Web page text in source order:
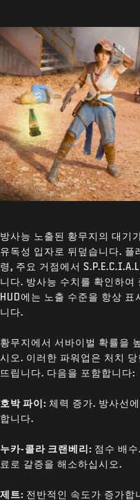
방사능 노출된 황무지의 대기
유독성 입자로 뒤덮습니다. 플
령, 주요 거점에서
니다. 방사능 수치를 확인하여
HUD에는 노출 수준을 항상
니다.
황무지에서 서바이벌 확률을
시오. 이러한 파워업은 처치
뜨립니다. 다음을 포함합니다:
호박 파이: 체력 증가. 방사선
합니다.
누카-콜라 크랜베리: 점수 배
료로 갈증을 해소하십시오.
제트: 전반적인 속도가 증가합